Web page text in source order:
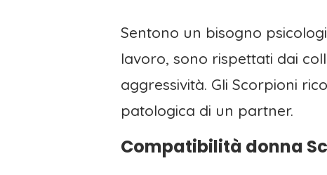
Sentono un bisogno
lavoro, sono rispettati dai
aggressività. Gli Scorpioni
patologica di un partner.
Compatibilità donna